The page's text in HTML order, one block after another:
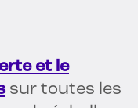
et le
sur toutes les